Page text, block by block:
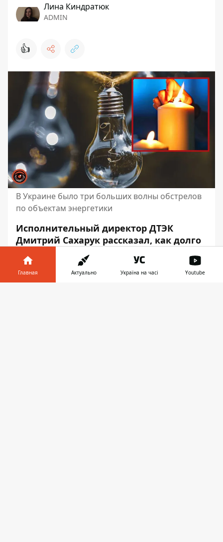
Лина Киндратюк
ADMIN
👍
В Украине было три больших волны обстрелов
по объектам энергетики
Исполнительный директор ДТЭК
Дмитрий Сахарук рассказал, как долго
в Украине ещё будут продолжаться
отключения электроэнергии. По его
словам, вернуть электроснабжение в то
Главная Актуально Україна на часі Youtube